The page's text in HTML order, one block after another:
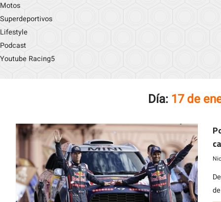
Motos
Superdeportivos
Lifestyle
Podcast
Youtube Racing5
Día: 17 de